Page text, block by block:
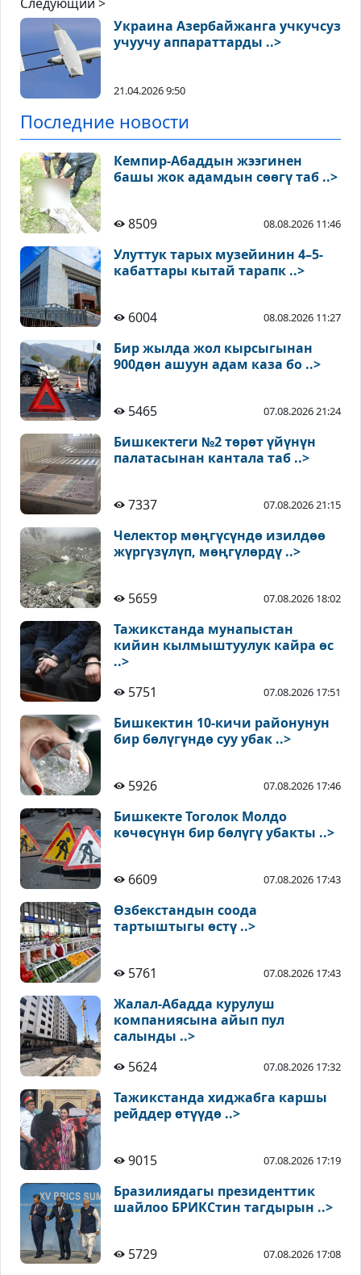
Украина Азербайжанга учкучсуз
учуучу аппараттарды ..>
21.04.2026 9:50
Последние новости
Кемпир-Абаддын жээгинен
башы жок адамдын сөөгү таб ..>
8509 08.08.2026 11:46
Улуттук тарых музейинин 4–5-
кабаттары кытай тарапк ..>
6004 08.08.2026 11:27
Бир жылда жол кырсыгынан
900дөн ашуун адам каза бо ..>
5465 07.08.2026 21:24
Бишкектеги №2 төрөт үйүнүн
палатасынан кантала таб ..>
7337 07.08.2026 21:15
Челектор мөңгүсүндө изилдөө
жүргүзүлүп, мөңгүлөрдү ..>
5659 07.08.2026 18:02
Тажикстанда мунапыстан
кийин кылмыштуулук кайра өс
..>
5751
07.08.2026 17:51
Бишкектин 10-кичи районунун
бир бөлүгүндө суу убак ..>
5926 07.08.2026 17:46
Бишкекте Тоголок Молдо
көчөсүнүн бир бөлүгү убакты ..>
6609 07.08.2026 17:43
Өзбекстандын соода
тартыштыгы өстү ..>
5761 07.08.2026 17:43
Жалал-Абадда курулуш
компаниясына айып пул
салынды ..>
5624
07.08.2026 17:32
Тажикстанда хиджабга каршы
рейддер өтүүдө ..>
9015 07.08.2026 17:19
Бразилиядагы президенттик
шайлоо БРИКСтин тагдырын ..>
5729 07.08.2026 17:08